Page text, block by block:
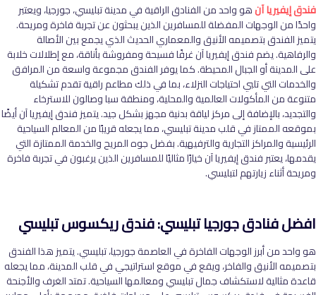
فندق إيفيريا آنهو واحد من الفنادق الراقية في مدينة تبليسي، جورجيا، ويعتبر
واحدًا من الوجهات المفضلة للمسافرين الذين يبحثون عن تجربة فاخرة ومريحة.
يتميز الفندق بتصميمه الأنيق والمعماري الحديث الذي يجمع بين الأصالة
والرفاهية. يضم فندق إيفيريا آن غرفًا فسيحة ومفروشة بأناقة، مع إطلالات خلابة
على المدينة أو الجبال المحيطة. كما يوفر الفندق مجموعة واسعة من المرافق
والخدمات التي تلبي احتياجات النزلاء، بما في ذلك مطاعم راقية تقدم تشكيلة
متنوعة من المأكولات العالمية والمحلية، ومنطقة سبا وصالون للاسترخاء
والتجديد، بالإضافة إلى مركز لياقة بدنية مجهز بشكل جيد. يتميز فندق إيفيريا آن أيضًا
بموقعه الممتاز في قلب مدينة تبليسي، مما يجعله قريبًا من المعالم السياحية
الرئيسية والمراكز التجارية والترفيهية. بفضل جوه المريح والخدمة الممتازة التي
يقدمها، يعتبر فندق إيفيريا آن خيارًا مثاليًا للمسافرين الذين يرغبون في تجربة فاخرة
ومريحة أثناء زيارتهم لتبليسي.
افضل فنادق جورجيا تبليسي:فندق ريكسوس تبليسي
هو واحد من أبرز الوجهات الفاخرة في العاصمة جورجيا، تبليسي. يتميز هذا الفندق
بتصميمه الأنيق والفاخر، ويقع في موقع استراتيجي في قلب المدينة، مما يجعله
قاعدة مثالية لاستكشاف جمال تبليسي ومعالمها السياحية. تمتد الغرف والأجنحة